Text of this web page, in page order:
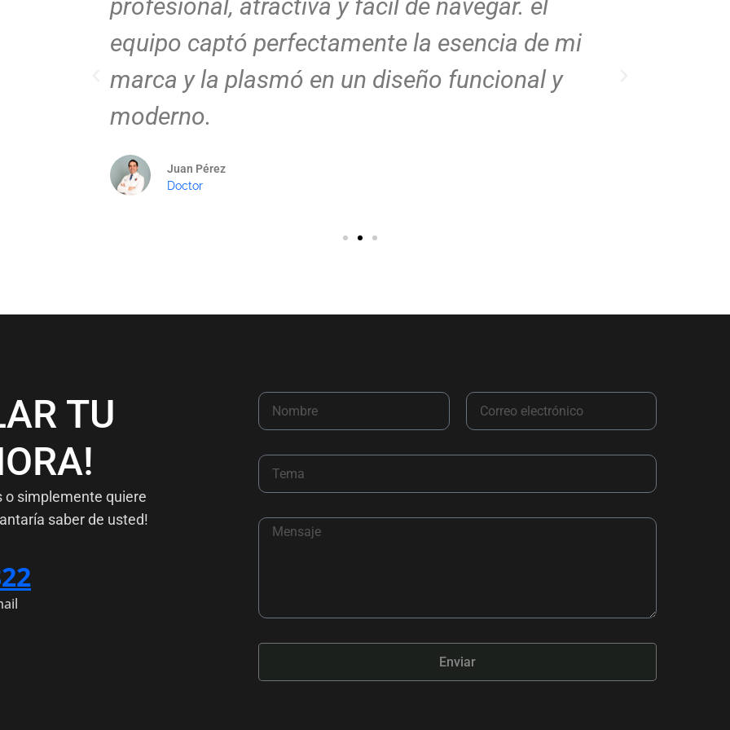
mis
profesional, atractiva y fácil de navegar. el
equipo captó perfectamente la esencia de mi
marca y la plasmó en un diseño funcional y
moderno.
Juan Pérez
Doctor
TU
o simplemente quiere
saber de usted!
Enviar